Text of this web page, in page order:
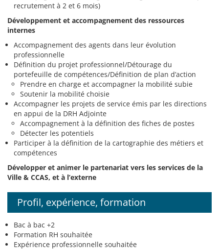
recrutement à 2 et 6 mois)
Développement et accompagnement des ressources
internes
Accompagnement des agents dans leur évolution
professionnelle
Définition du projet professionnel/Détourage du
portefeuille de compétences/Définition de plan d’action
Prendre en charge et accompagner la mobilité subie
Soutenir la mobilité choisie
Accompagner les projets de service émis par les directions
en appui de la DRH Adjointe
Accompagnement à la définition des fiches de postes
Détecter les potentiels
Participer à la définition de la cartographie des métiers et
compétences
Développer et animer le partenariat vers les services de la
Ville & CCAS, et à l’externe
Profil, expérience, formation
Bac à bac +2
Formation RH souhaitée
Expérience professionnelle souhaitée